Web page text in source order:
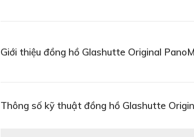
Giới thiệu đồng hồ Glashutte Original
Thông số kỹ thuật đồng hồ Glashutte